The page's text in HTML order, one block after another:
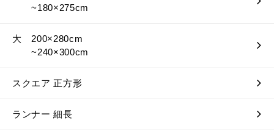
~180×275cm
大 200×280cm
~240×300cm
スクエア 正方形
ランナー 細長